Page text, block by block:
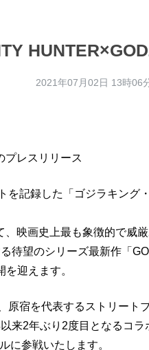
2021年07月02日 13時06
プレスリリース
を記録した「ゴジラキング
映画史上最も象徴的で威
待望のシリーズ最新作「
迎えます。
原宿を代表するストリート
来2年ぶり2度目となるコ
に参戦いたします。